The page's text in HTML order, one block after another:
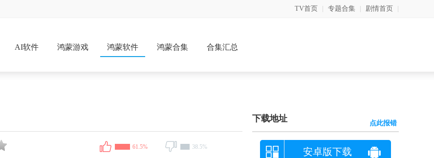
TV首页 专题合集 剧情首页
AI软件 鸿蒙游戏 鸿蒙软件 鸿蒙合集 合集汇总
61.5% 38.5%
下载地址 点此报错
安卓版下载